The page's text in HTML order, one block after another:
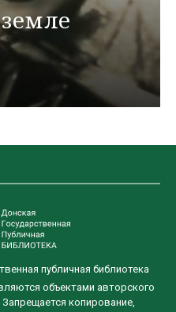
публичная библиотека
объектами авторского
копирование,